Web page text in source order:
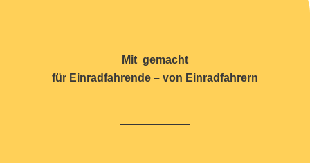
Mit gemacht
für Einradfahrende – von Einradfahrern